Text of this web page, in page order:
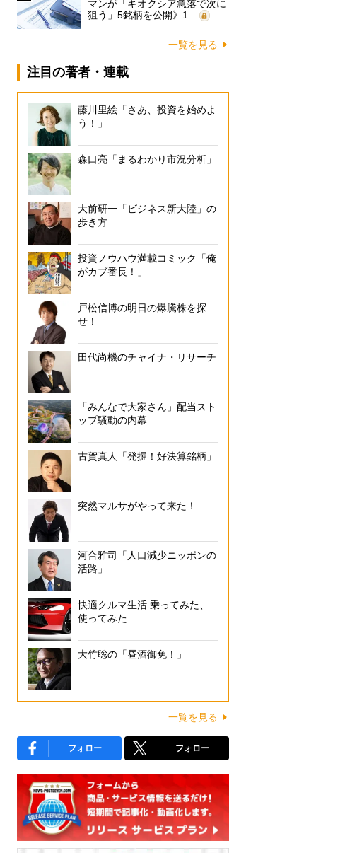
マンが「キオクシア急落で次に
狙う」5銘柄を公開》1…
一覧を見る
注目の著者・連載
藤川里絵「さあ、投資を始めよ
う！」
森口亮「まるわかり市況分析」
大前研一「ビジネス新大陸」の
歩き方
投資ノウハウ満載コミック「俺
がカブ番長！」
戸松信博の明日の爆騰株を探
せ！
田代尚機のチャイナ・リサーチ
「みんなで大家さん」配当スト
ップ騒動の内幕
古賀真人「発掘！好決算銘柄」
突然マルサがやって来た！
河合雅司「人口減少ニッポンの
活路」
快適クルマ生活 乗ってみた、
使ってみた
大竹聡の「昼酒御免！」
一覧を見る
フォロー フォロー